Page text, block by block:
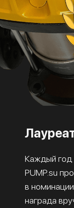
Каждый год
PUMP.su
в
награда